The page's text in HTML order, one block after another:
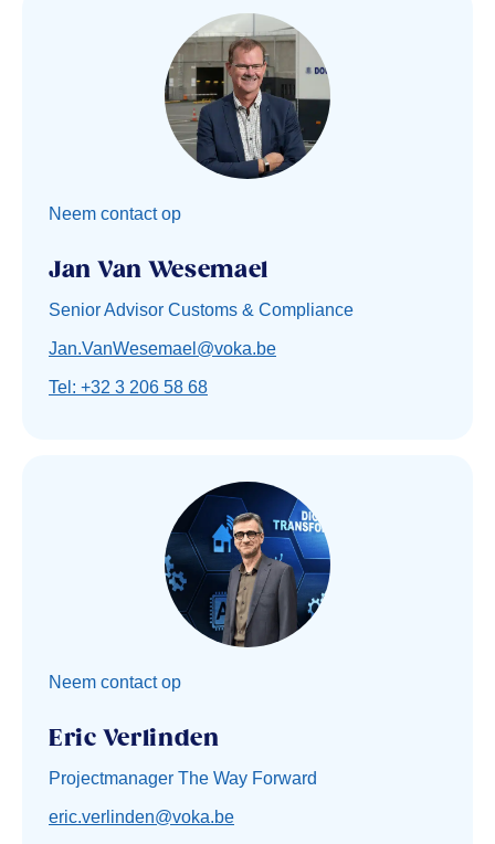
Neem contact op
Jan Van Wesemael
Senior Advisor Customs & Compliance
Jan.VanWesemael@voka.be
Tel: +32 3 206 58 68
Neem contact op
Eric Verlinden
Projectmanager The Way Forward
eric.verlinden@voka.be